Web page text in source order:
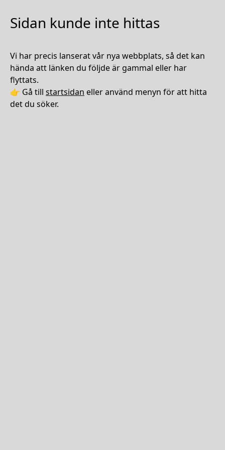
Sidan kunde inte hittas
Vi har precis lanserat vår nya webbplats, så det kan
hända att länken du följde är gammal eller har
flyttats.
👉 Gå till startsidan eller använd menyn för att hitta
det du söker.